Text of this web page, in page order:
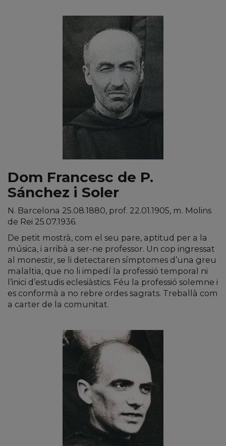
Dom Francesc de P.
Sánchez i Soler
N. Barcelona 25.08.1880, prof. 22.01.1905, m. Molins
de Rei 25.07.1936.
De petit mostrà, com el seu pare, aptitud per a la
música, i arribà a ser-ne professor. Un cop ingressat
al monestir, se li detectaren símptomes d’una greu
malaltia, que no li impedí la professió temporal ni
l’inici d’estudis eclesiàstics. Féu la professió solemne i
es conformà a no rebre ordes sagrats. Treballà com
a carter de la comunitat.